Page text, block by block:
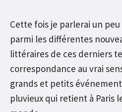
Cette fois je parlerai un
parmi les différentes
littéraires de ces derniers
correspondance au vrai
grands et petits
pluvieux qui retient à Paris